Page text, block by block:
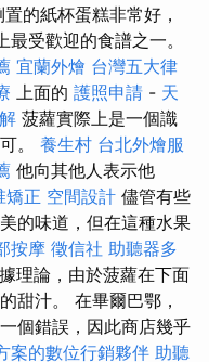
的紙杯蛋糕非常好，
最受歡迎的食譜之一。
宜蘭外燴 台灣五大律
上面的 護照申請 - 天
菠蘿實際上是一個識
。 養生村 台北外燴服
他向其他人表示他
矯正 空間設計 儘管有些
的味道，但在這種水果
按摩 徵信社 助聽器多
理論，由於菠蘿在下面
甜汁。 在畢爾巴鄂，
個錯誤，因此商店幾乎
案的數位行銷夥伴 助聽